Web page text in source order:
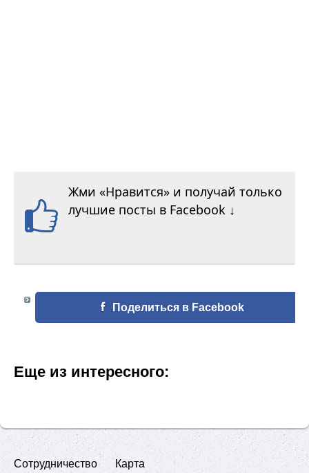
Жми «Нравится» и получай только
лучшие посты в Facebook ↓
Поделиться в Facebook
Еще из интересного:
Сотрудничество Карта